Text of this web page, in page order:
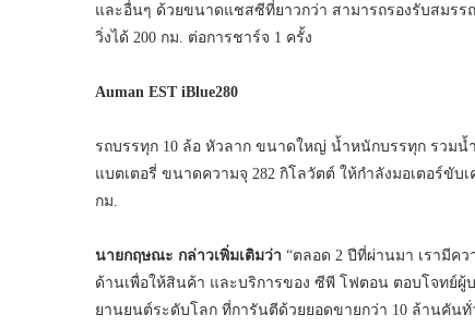
และอื่นๆ ด้วยขนาดแชสซีที่ยาวกว่า สามารถรองรับสมรร
วิ่งได้ 200 กม. ต่อการชาร์จ 1 ครั้ง
Auman EST iBlue280
รถบรรทุก 10 ล้อ หัวลาก ขนาดใหญ่ น้ำหนักบรรทุก รวม
แบตเตอรี่ ขนาดความจุ 282 กิโลวัตต์ ให้กำลังมอเตอร์ขับ
กม.
นายกฤษณะ กล่าวเพิ่มเติมว่า “ตลอด 2 ปีที่ผ่านมา เรามีค
ด้านเพื่อให้สินค้า และบริการของ ซีพี โฟตอน ตอบโจทย์
ยานยนต์ระดับโลก ที่การันตีด้วยยอดขายกว่า 10 ล้านคัน